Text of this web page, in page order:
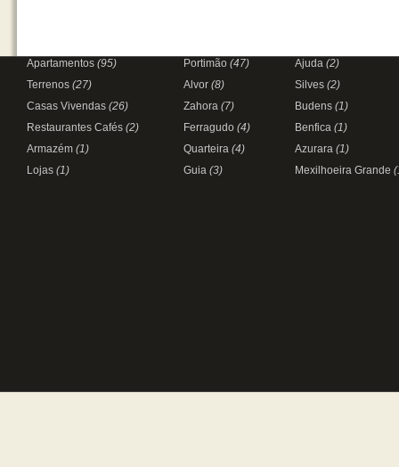
Apartamentos (95)
Terrenos (27)
Casas Vivendas (26)
Restaurantes Cafés (2)
Armazém (1)
Lojas (1)
Portimão (47)
Alvor (8)
Zahora (7)
Ferragudo (4)
Quarteira (4)
Guia (3)
Ajuda (2)
Silves (2)
Budens (1)
Benfica (1)
Azurara (1)
Mexilhoeira Grande